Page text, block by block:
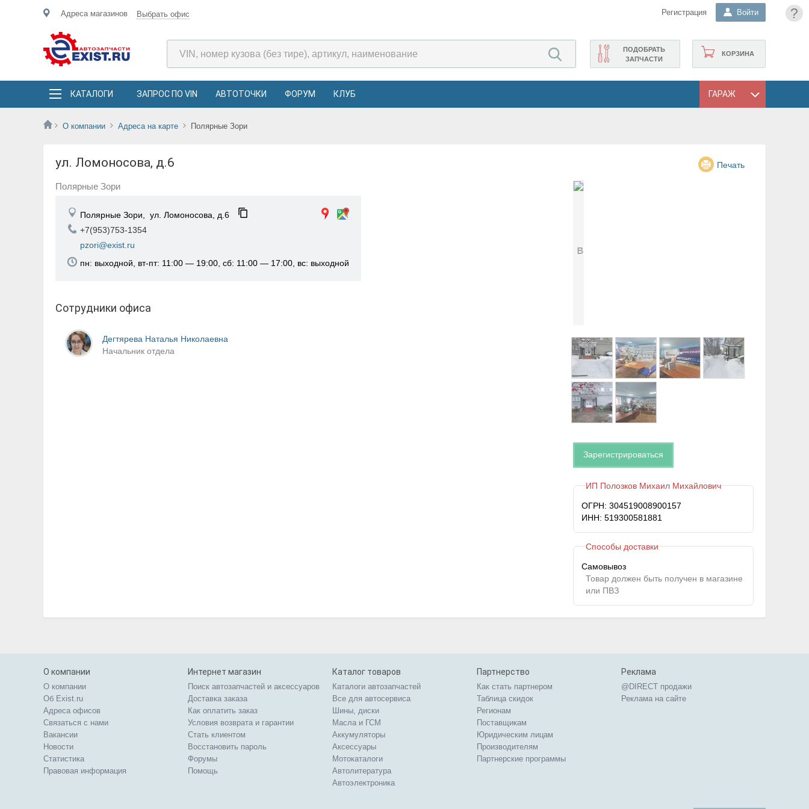
?
Адреса магазинов Выбрать офис Регистрация Войти
КОРЗИНА
ПОДОБРАТЬ
ЗАПЧАСТИ
КАТАЛОГИ ЗАПРОС ПО VIN АВТОТОЧКИ ФОРУМ КЛУБ ГАРАЖ
О компании Адреса на карте Полярные Зори
ул. Ломоносова, д.6 Печать
Полярные Зори
Полярные Зори, ул. Ломоносова, д.6
+7(953)753-1354
pzori@exist.ru
пн: выходной, вт-пт: 11:00 — 19:00, сб: 11:00 — 17:00, вс: выходной
Сотрудники офиса
Дегтярева Наталья Николаевна
Начальник отдела
Зарегистрироваться
ИП Полозков Михаил Михайлович
ОГРН: 304519008900157
ИНН: 519300581881
Способы доставки
Самовывоз
Товар должен быть получен в магазине
или ПВЗ
О компании
О компании
Об Exist.ru
Адреса офисов
Связаться с нами
Вакансии
Новости
Статистика
Правовая информация
Интернет магазин
Поиск автозапчастей и аксессуаров
Доставка заказа
Как оплатить заказ
Условия возврата и гарантии
Стать клиентом
Восстановить пароль
Форумы
Помощь
Каталог товаров
Каталоги автозапчастей
Все для автосервиса
Шины, диски
Масла и ГСМ
Аккумуляторы
Аксессуары
Мотокаталоги
Автолитература
Автоэлектроника
Партнерство
Как стать партнером
Таблица скидок
Регионам
Поставщикам
Юридическим лицам
Производителям
Партнерские программы
Реклама
@DIRECT продажи
Реклама на сайте